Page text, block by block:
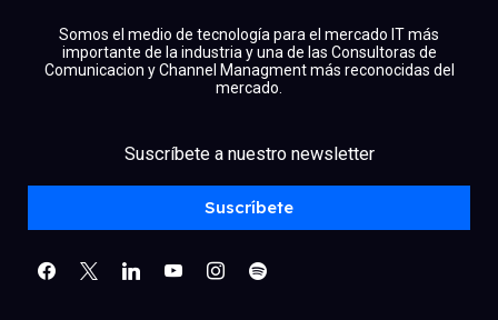
Somos el medio de tecnología para el mercado IT más
importante de la industria y una de las Consultoras de
Comunicacion y Channel Managment más reconocidas del
mercado.
Suscríbete a nuestro newsletter
Suscríbete
linkedinyoutubeinstagram
spotify